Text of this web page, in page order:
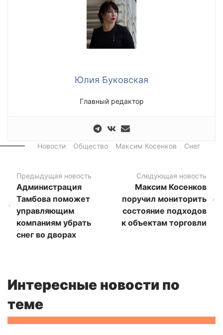
Юлия Буковская
Главный редактор
Новости Общество Максим Косенков Снег
Предыдущая новость
Администрация
Тамбова поможет
управляющим
компаниям убрать
снег во дворах
Следующая новость
Максим Косенков
поручил мониторить
состояние подходов
к объектам торговли
Интересные новости по
теме